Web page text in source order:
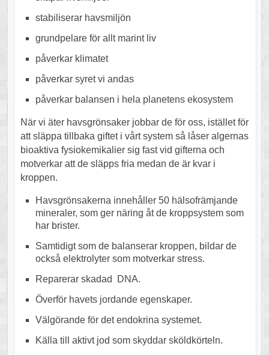
stabiliserar havsmiljön
grundpelare för allt marint liv
påverkar klimatet
påverkar syret vi andas
påverkar balansen i hela planetens ekosystem
När vi äter havsgrönsaker jobbar de för oss, istället för
att släppa tillbaka giftet i vårt system så låser algernas
bioaktiva fysiokemikalier sig fast vid gifterna och
motverkar att de släpps fria medan de är kvar i
kroppen.
Havsgrönsakerna innehåller 50 hälsofrämjande
mineraler, som ger näring åt de kroppsystem som
har brister.
Samtidigt som de balanserar kroppen, bildar de
också elektrolyter som motverkar stress.
Reparerar skadad DNA.
Överför havets jordande egenskaper.
Välgörande för det endokrina systemet.
Källa till aktivt jod som skyddar sköldkörteln.